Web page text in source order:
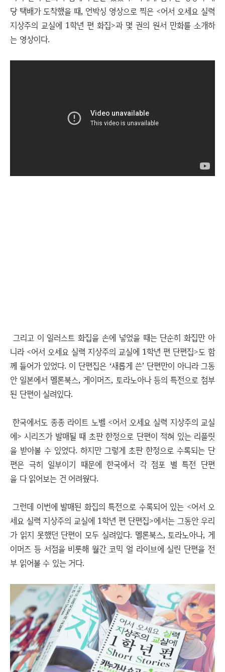
당 택배가 도착했을 때, 언박싱 영상으로 찍은 <어서 오세요 실력
지상주의 교실에 1학년 편 화집>과 몇 권의 원서 만화를 소개하
는 영상이다.
그리고 이 일러스트 화집을 손에 넣었을 때는 단순히 화집만 아
니라 <어서 오세요 실력 지상주의 교실에 1학년 편 단편집>도 함
께 들어가 있었다. 이 단편집은 ‘새롭게 쓴’ 단편만이 아니라 그동
안 일본에서 멜론북스, 게이머즈, 토라노아나 등의 특전으로 첨부
된 단편이 실려있다.
한국에서도 종종 라이트 노벨 <어서 오세요 실력 지상주의 교실
에> 시리즈가 발매될 때 초판 한정으로 단편이 적혀 있는 리플릿
을 받아볼 수 있었다. 하지만 그렇게 초판 한정으로 수록되는 단
편은 극히 일부이기 때문에 한국에서 각 점포 별 특전 단편
을 다 읽어보는 건 어려웠다.
그런데 이번에 발매된 화집의 특전으로 수록되어 있는 <어서 오
세요 실력 지상주의 교실에 1학년 편 단편집>에서는 그동안 우리
가 읽지 못했던 단편이 모두 실려있다. 멜론북스, 토라노아나, 게
이머즈 등 서점을 비롯해 월간 코믹 얼 라이브에 실린 단편을 전
부 읽어볼 수 있는 거다.